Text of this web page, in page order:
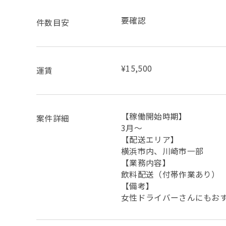
件数目安 要確認
運賃 ¥15,500
案件詳細
【稼働開始時期】
3月～
【配送エリア】
横浜市内、川崎市一部
【業務内容】
飲料配送（付帯作業あり）
【備考】
女性ドライバーさんにもお